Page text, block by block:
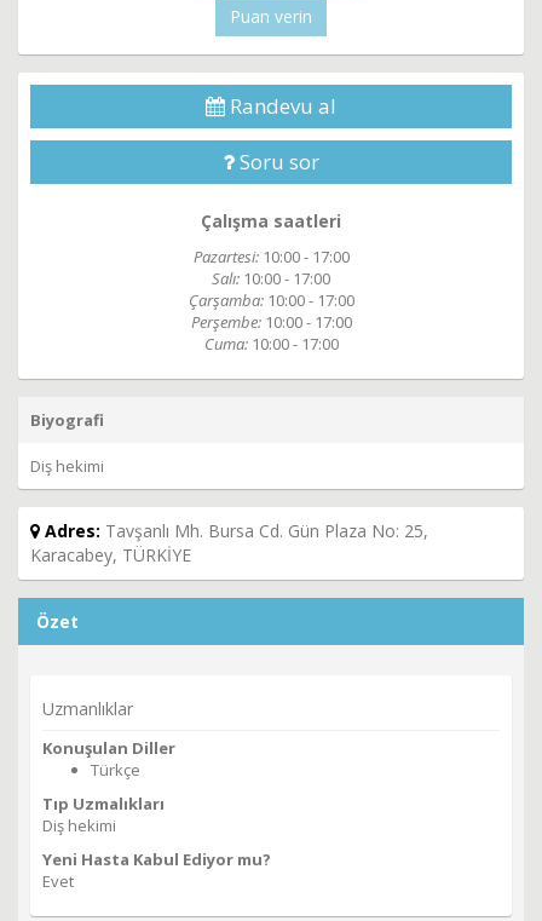
Puan verin
Randevu al
Soru sor
Çalışma saatleri
Pazartesi: 10:00 - 17:00
Salı: 10:00 - 17:00
Çarşamba: 10:00 - 17:00
Perşembe: 10:00 - 17:00
Cuma: 10:00 - 17:00
Biyografi
Diş hekimi
Adres: Tavşanlı Mh. Bursa Cd. Gün Plaza No: 25,
Karacabey, TÜRKİYE
Özet
Uzmanlıklar
Konuşulan Diller
Türkçe
Tıp Uzmalıkları
Diş hekimi
Yeni Hasta Kabul Ediyor mu?
Evet